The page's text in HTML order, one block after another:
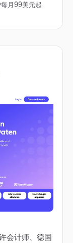
月99美元起
会计师、德国